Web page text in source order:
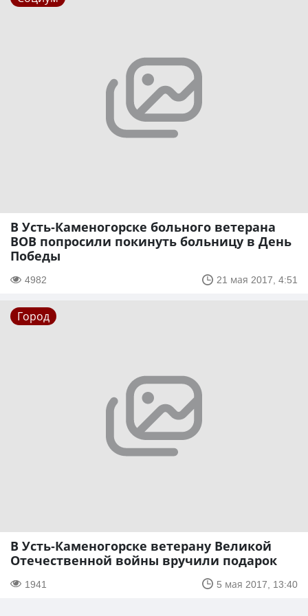
В Усть-Каменогорске больного ветерана
ВОВ попросили покинуть больницу в День
Победы
4982 21 мая 2017, 4:51
Город
В Усть-Каменогорске ветерану Великой
Отечественной войны вручили подарок
1941 5 мая 2017, 13:40